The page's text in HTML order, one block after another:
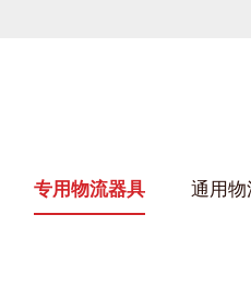
专用物流器具 通用